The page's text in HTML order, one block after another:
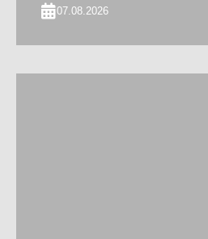
07.08.2026